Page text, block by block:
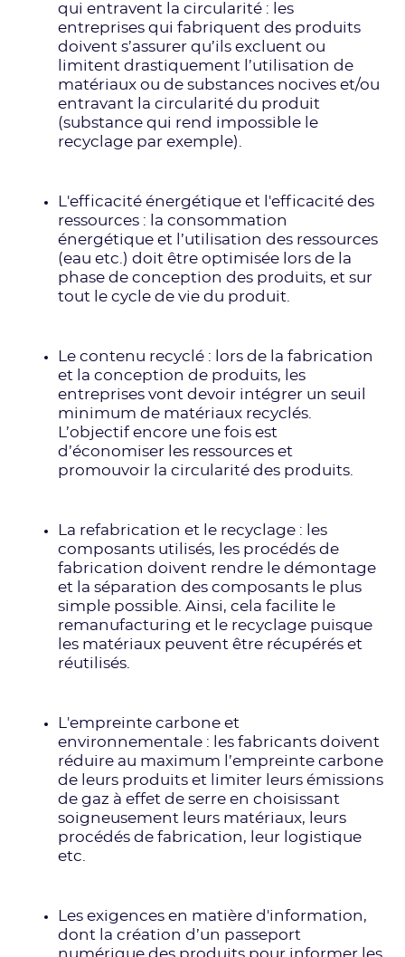
qui entravent la circularité : les
entreprises qui fabriquent des produits
doivent s’assurer qu’ils excluent ou
limitent drastiquement l’utilisation de
matériaux ou de substances nocives et/ou
entravant la circularité du produit
(substance qui rend impossible le
recyclage par exemple).
L'efficacité énergétique et l'efficacité des
ressources : la consommation
énergétique et l’utilisation des ressources
(eau etc.) doit être optimisée lors de la
phase de conception des produits, et sur
tout le cycle de vie du produit.
Le contenu recyclé : lors de la fabrication
et la conception de produits, les
entreprises vont devoir intégrer un seuil
minimum de matériaux recyclés.
L’objectif encore une fois est
d’économiser les ressources et
promouvoir la circularité des produits.
La refabrication et le recyclage : les
composants utilisés, les procédés de
fabrication doivent rendre le démontage
et la séparation des composants le plus
simple possible. Ainsi, cela facilite le
remanufacturing et le recyclage puisque
les matériaux peuvent être récupérés et
réutilisés.
L'empreinte carbone et
environnementale : les fabricants doivent
réduire au maximum l’empreinte carbone
de leurs produits et limiter leurs émissions
de gaz à effet de serre en choisissant
soigneusement leurs matériaux, leurs
procédés de fabrication, leur logistique
etc.
Les exigences en matière d'information,
dont la création d’un passeport